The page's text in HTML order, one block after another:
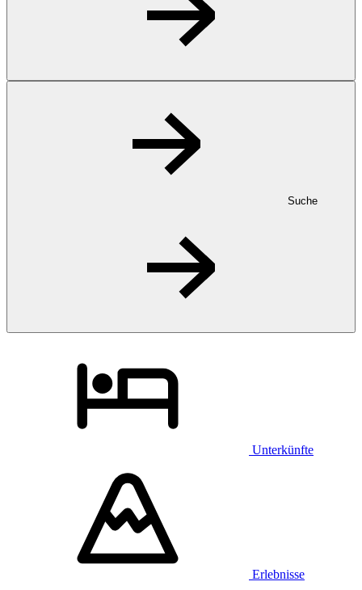
Suche
Unterkünfte
Erlebnisse